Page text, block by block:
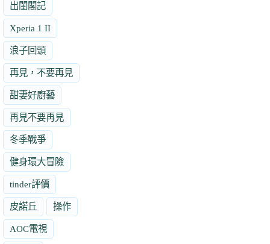
出閨閣記
Xperia 1 II
浪子回頭
再見，不要再見
甜妻好廚藝
再見不要再見
冬季戰爭
健身環大冒險
tinder評價
皮諾丘 操作
AOC電視